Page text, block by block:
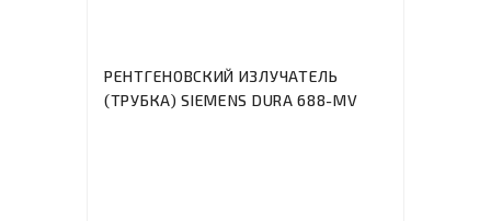
РЕНТГЕНОВСКИЙ ИЗЛУЧАТЕЛЬ
(ТРУБКА) SIEMENS DURA 688-MV